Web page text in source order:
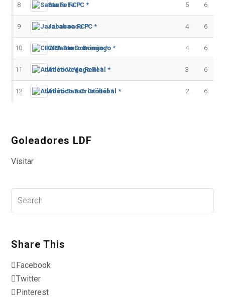
8 Santa Fe FC * 5 6
9 Jarabacoa FC * 4 6
10 CBA Santo Domingo * 4 6
11 Atlético Vega Real * 3 6
12 Atlético San Cristóbal * 2 6
Goleadores LDF
Visitar
Share This
Facebook
Twitter
Pinterest